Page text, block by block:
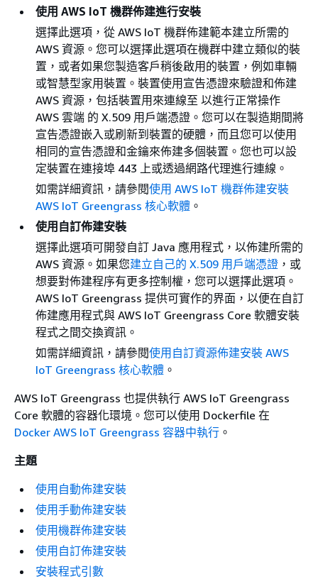
使用 AWS IoT 機群佈建進行安裝
選擇此選項，從 AWS IoT 機群佈建範本建立所需的
AWS 資源。您可以選擇此選項在機群中建立類似的裝
置，或者如果您製造客戶稍後啟用的裝置，例如車輛
或智慧型家用裝置。裝置使用宣告憑證來驗證和佈建
AWS 資源，包括裝置用來連線至 以進行正常操作
AWS 雲端 的 X.509 用戶端憑證。您可以在製造期間將
宣告憑證嵌入或刷新到裝置的硬體，而且您可以使用
相同的宣告憑證和金鑰來佈建多個裝置。您也可以設
定裝置在連接埠 443 上或透過網路代理進行連線。
如需詳細資訊，請參閱使用 AWS IoT 機群佈建安裝
AWS IoT Greengrass 核心軟體 。
使用自訂佈建安裝
選擇此選項可開發自訂 Java 應用程式，以佈建所需的
AWS 資源。如果您建立自己的 X.509 用戶端憑證 ，或
想要對佈建程序有更多控制權，您可以選擇此選項。
AWS IoT Greengrass 提供可實作的界面，以便在自訂
佈建應用程式與 AWS IoT Greengrass Core 軟體安裝
程式之間交換資訊。
如需詳細資訊，請參閱使用自訂資源佈建安裝 AWS
IoT Greengrass 核心軟體 。
AWS IoT Greengrass 也提供執行 AWS IoT Greengrass
Core 軟體的容器化環境。您可以使用 Dockerfile 在
Docker AWS IoT Greengrass 容器中執行 。
主題
使用自動佈建安裝
使用手動佈建安裝
使用機群佈建安裝
使用自訂佈建安裝
安裝程式引數